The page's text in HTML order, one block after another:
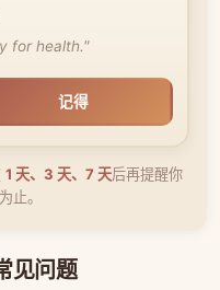
for health."
记得
1 天、3 天、7 天后再提醒你
止。
见问题